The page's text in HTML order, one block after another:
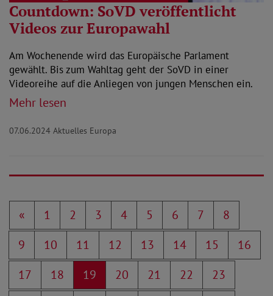
Countdown: SoVD veröffentlicht
Videos zur Europawahl
Am Wochenende wird das Europäische Parlament
gewählt. Bis zum Wahltag geht der SoVD in einer
Videoreihe auf die Anliegen von jungen Menschen ein.
Mehr lesen
07.06.2024 Aktuelles Europa
« 1 2 3 4 5 6 7
8
9
10 11 12 13 14 15
16
17
18 19 20 21 22
23